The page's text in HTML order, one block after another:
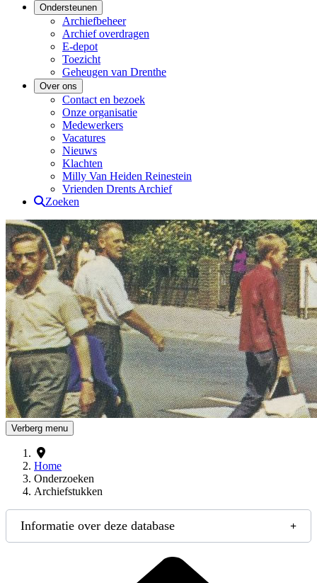
Ondersteunen
Archiefbeheer
Archief overdragen
E-depot
Toezicht
Geheugen van Drenthe
Over ons
Contact en bezoek
Onze organisatie
Medewerkers
Vacatures
Nieuws
Klachten
Milly Van Heiden Reinestein
Vrienden Drents Archief
Zoeken
Drents Archief
Verberg menu
Home
Onderzoeken
Archiefstukken
Informatie over deze database